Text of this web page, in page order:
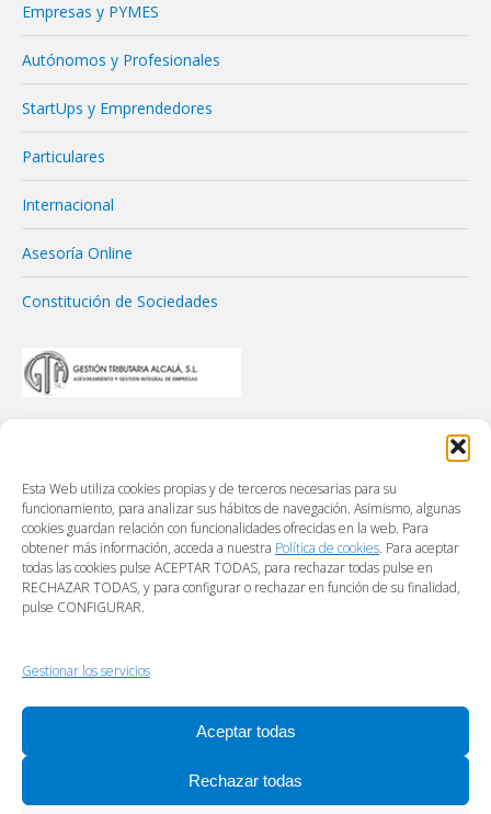
Esta Web utiliza cookies propias y de terceros necesarias para su
funcionamiento, para analizar sus hábitos de navegación. Asimismo, algunas
cookies guardan relación con funcionalidades ofrecidas en la web. Para
obtener más información, acceda a nuestra Política de cookies. Para aceptar
todas las cookies pulse ACEPTAR TODAS, para rechazar todas pulse en
RECHAZAR TODAS, y para configurar o rechazar en función de su finalidad,
pulse CONFIGURAR.
Gestionar los servicios
Aceptar todas
Rechazar todas
Empresas y PYMES
Autónomos y Profesionales
StartUps y Emprendedores
Particulares
Internacional
Asesoría Online
Constitución de Sociedades